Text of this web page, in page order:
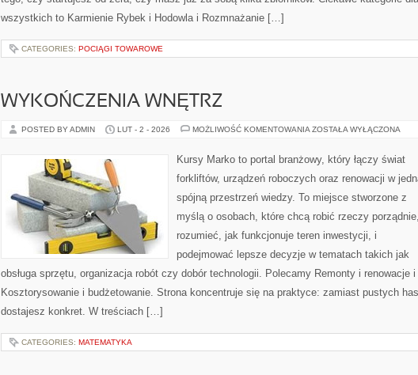
wszystkich to Karmienie Rybek i Hodowla i Rozmnażanie […]
CATEGORIES: POCIĄGI TOWAROWE
WYKOŃCZENIA WNĘTRZ
POSTED BY ADMIN LUT - 2 - 2026 MOŻLIWOŚĆ KOMENTOWANIA WYKOŃCZENIA
ZOSTAŁA WYŁĄCZONA
Kursy Marko to portal branżowy, który łączy świat
forkliftów, urządzeń roboczych oraz renowacji w
spójną przestrzeń wiedzy. To miejsce stworzone z
myślą o osobach, które chcą robić rzeczy porządnie,
rozumieć, jak funkcjonuje teren inwestycji, i
podejmować lepsze decyzje w tematach takich jak
obsługa sprzętu, organizacja robót czy dobór technologii. Polecamy Remonty i renowacje i
Kosztorysowanie i budżetowanie. Strona koncentruje się na praktyce: zamiast pustych
dostajesz konkret. W treściach […]
CATEGORIES: MATEMATYKA